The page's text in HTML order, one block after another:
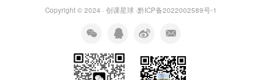
Copyright © 2024 · 创课星球 ·黔ICP备2022002589号-1